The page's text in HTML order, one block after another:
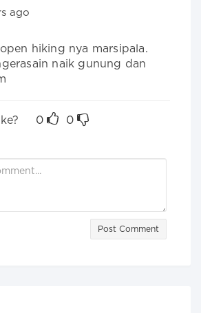
ago
hiking nya marsipala.
naik gunung dan
0 0
Post Comment